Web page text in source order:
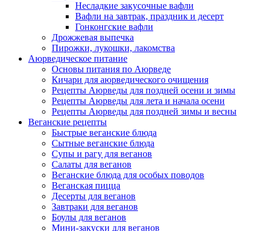
Несладкие закусочные вафли
Вафли на завтрак, праздник и десерт
Гонконгские вафли
Дрожжевая выпечка
Пирожки, лукошки, лакомства
Аюрведическое питание
Основы питания по Аюрведе
Кичари для аюрведического очищения
Рецепты Аюрведы для поздней осени и зимы
Рецепты Аюрведы для лета и начала осени
Рецепты Аюрведы для поздней зимы и весны
Веганские рецепты
Быстрые веганские блюда
Сытные веганские блюда
Супы и рагу для веганов
Салаты для веганов
Веганские блюда для особых поводов
Веганская пицца
Десерты для веганов
Завтраки для веганов
Боулы для веганов
Мини-закуски для веганов